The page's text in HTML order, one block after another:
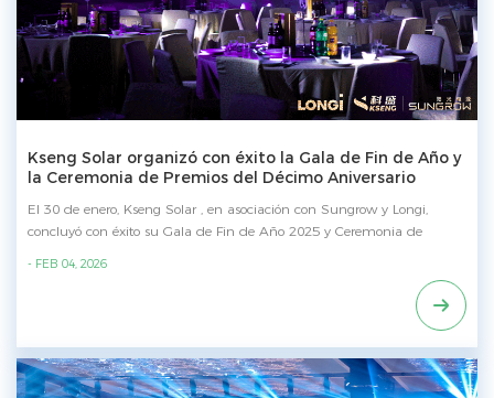
Kseng Solar organizó con éxito la Gala de Fin de Año y
la Ceremonia de Premios del Décimo Aniversario
El 30 de enero, Kseng Solar , en asociación con Sungrow y Longi,
concluyó con éxito su Gala de Fin de Año 2025 y Ceremonia de
años de éxito por delante. Gran entrada y ceremonia de entrega de
premios El lugar resplandeció bajo luces deslumbrantes cuando el
Bin, director ejecutivo de Kseng Solar , junto con representantes de
Sungrow y Longi. Luego continuó con uno de sus momentos
- FEB 04, 2026